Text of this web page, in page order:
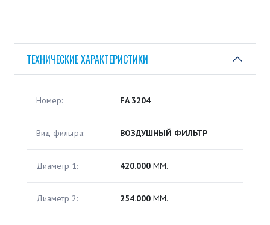
ТЕХНИЧЕСКИЕ ХАРАКТЕРИСТИКИ
Номер: FA 3204
Вид фильтра: ВОЗДУШНЫЙ ФИЛЬТР
Диаметр 1: 420.000 ММ.
Диаметр 2: 254.000 ММ.